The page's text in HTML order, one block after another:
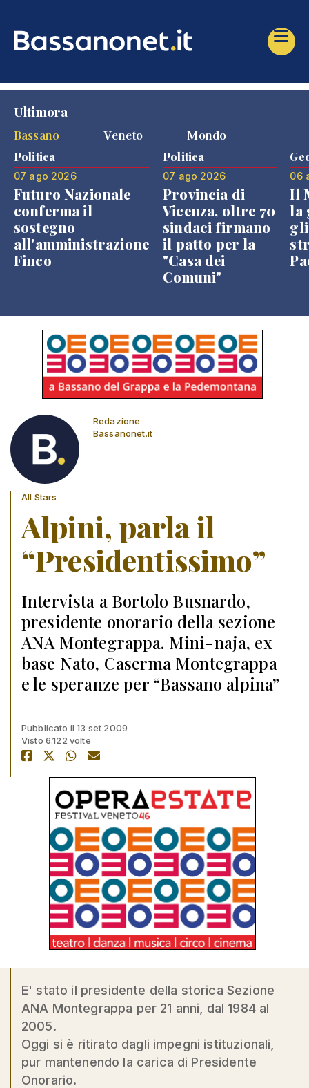
Ultimora
Bassano
Veneto Mondo
Politica
07 ago 2026
Futuro Nazionale
conferma il
sostegno
all'amministrazione
Finco
Politica
07 ago 2026
Provincia di
Vicenza, oltre 70
sindaci firmano
il patto per la
"Casa dei
Comuni"
06
Il
la
Redazione
Bassanonet.it
All Stars
Alpini, parla il
“Presidentissimo”
Intervista a Bortolo Busnardo,
presidente onorario della sezione
ANA Montegrappa. Mini-naja, ex
base Nato, Caserma Montegrappa
e le speranze per “Bassano alpina”
Pubblicato il 13 set 2009
Visto 6.122 volte
E' stato il presidente della storica Sezione
ANA Montegrappa per 21 anni, dal 1984 al
2005.
Oggi si è ritirato dagli impegni istituzionali,
pur mantenendo la carica di Presidente
Onorario.